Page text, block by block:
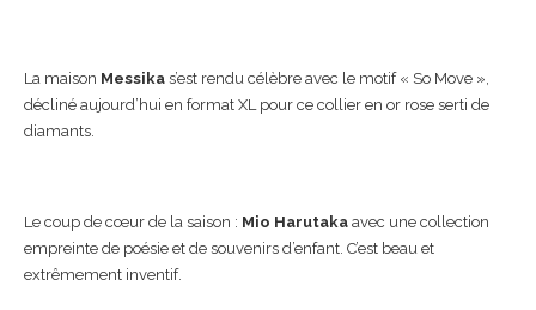
La maison Messika s’est rendu célèbre avec le motif « So Move »,
décliné aujourd’hui en format XL pour ce collier en or rose serti de
diamants.
Le coup de cœur de la saison : Mio Harutaka avec une collection
empreinte de poésie et de souvenirs d’enfant. C’est beau et
extrêmement inventif.